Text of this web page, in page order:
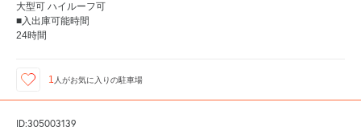
大型可 ハイルーフ可
■入出庫可能時間
24時間
1 人がお気に入りの駐車場
ID:305003139